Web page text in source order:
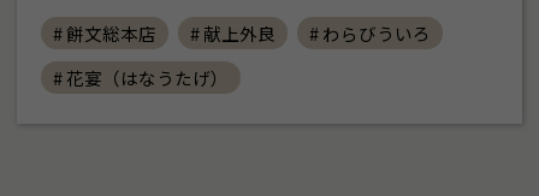
# 餅文総本店 # 献上外良
# わらびういろ
# 花宴（はなうたげ）